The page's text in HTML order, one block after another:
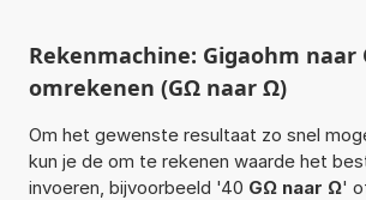
Rekenmachine: Gigaohm naar
omrekenen (GΩ naar Ω)
Om het gewenste resultaat zo snel
kun je de om te rekenen waarde het
invoeren, bijvoorbeeld '40 GΩ naar Ω'